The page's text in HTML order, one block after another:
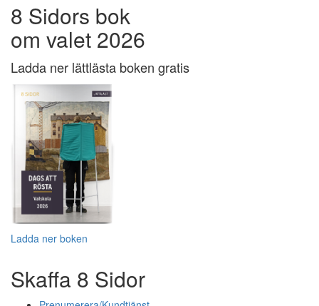
8 Sidors bok
om valet 2026
Ladda ner lättlästa boken gratis
Ladda ner boken
Skaffa 8 Sidor